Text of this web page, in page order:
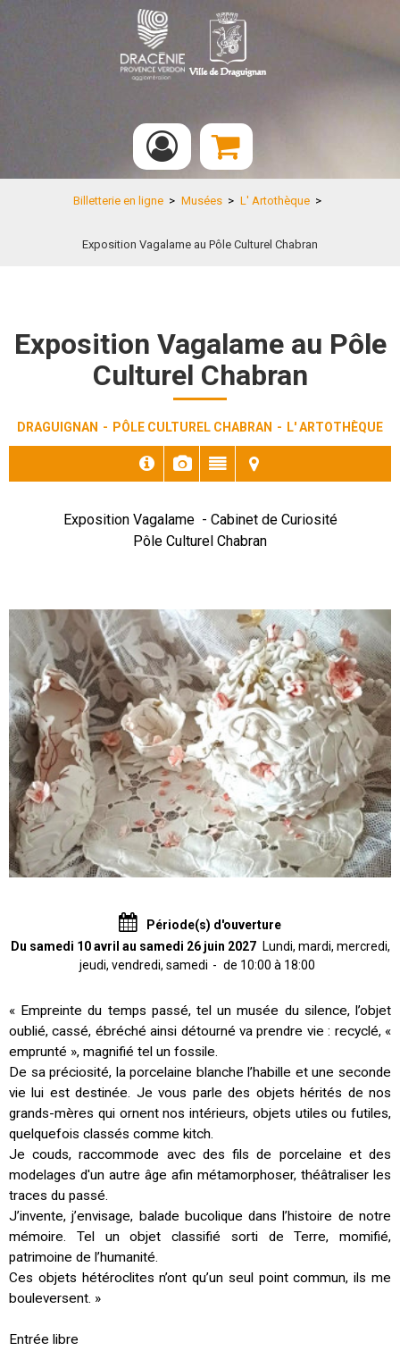
Billetterie en ligne > Musées > L' Artothèque >
Exposition Vagalame au Pôle Culturel Chabran
Exposition Vagalame au Pôle
Culturel Chabran
DRAGUIGNAN PÔLE CULTUREL CHABRAN L' ARTOTHÈQUE
Exposition Vagalame - Cabinet de Curiosité
Pôle Culturel Chabran
Période(s) d'ouverture
Du samedi 10 avril au samedi 26 juin 2027 Lundi, mardi, mercredi,
jeudi, vendredi, samedi
de 10:00 à 18:00
« Empreinte du temps passé, tel un musée du silence, l’objet
oublié, cassé, ébréché ainsi détourné va prendre vie : recyclé, «
emprunté », magnifié tel un fossile.
De sa préciosité, la porcelaine blanche l’habille et une seconde
vie lui est destinée. Je vous parle des objets hérités de nos
grands-mères qui ornent nos intérieurs, objets utiles ou futiles,
quelquefois classés comme kitch.
Je couds, raccommode avec des fils de porcelaine et des
modelages d'un autre âge afin métamorphoser, théâtraliser les
traces du passé.
J’invente, j’envisage, balade bucolique dans l’histoire de notre
mémoire. Tel un objet classifié sorti de Terre, momifié,
patrimoine de l’humanité.
Ces objets hétéroclites n’ont qu’un seul point commun, ils me
bouleversent. »
Entrée libre